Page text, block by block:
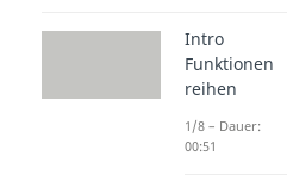
Intro
Funktionen
reihen
1/8 – Dauer:
00:51